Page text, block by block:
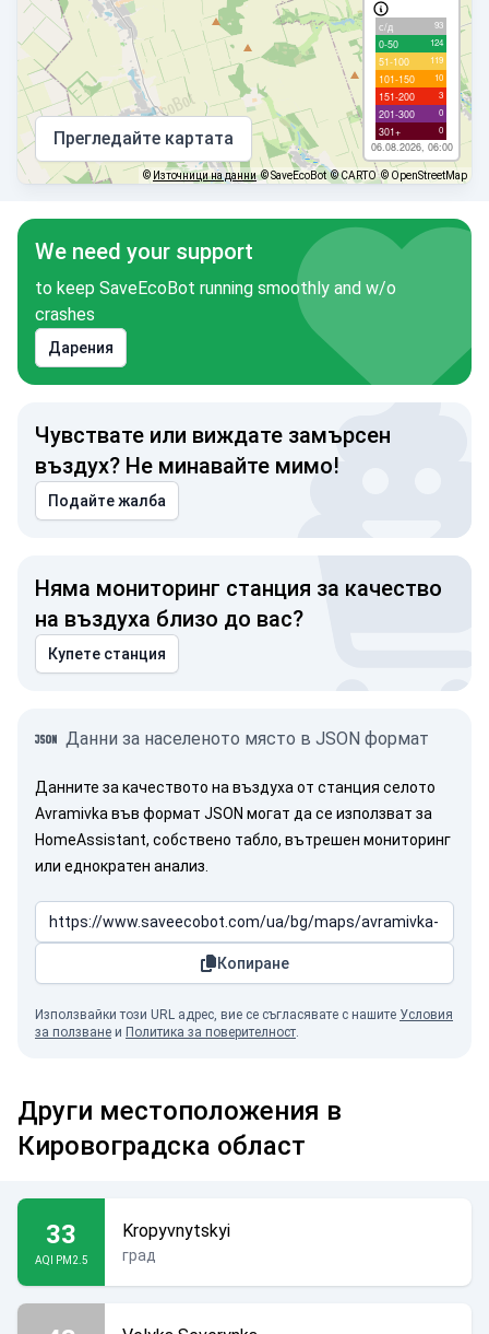
с/д 93
0-50 124
51-100 119
101-150 10
151-200 3
201-300 0
301+ 0
06.08.2026, 06:00
Прегледайте картата
© Източници на данни © SaveEcoBot © CARTO © OpenStreetMap
We need your support
to keep SaveEcoBot running smoothly and w/o
crashes
Дарения
Чувствате или виждате замърсен
въздух? Не минавайте мимо!
Подайте жалба
Няма мониторинг станция за качество
на въздуха близо до вас?
Купете станция
Данни за населеното място в JSON формат
Данните за качеството на въздуха от станция селото
Avramivka във формат JSON могат да се използват за
HomeAssistant, собствено табло, вътрешен мониторинг
или еднократен анализ.
Копиране
Използвайки този URL адрес, вие се съгласявате с нашите Условия
за ползване и Политика за поверителност.
Други местоположения в
Кировоградска област
33
AQI PM2.5
Kropyvnytskyi
град